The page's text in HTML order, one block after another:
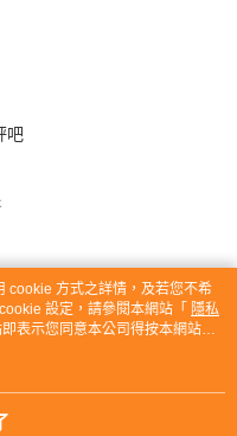
吧
cookie 方式之詳情，及若您不希
設定，請參閱本網站「 隱私
表示您同意本公司得按本網站使